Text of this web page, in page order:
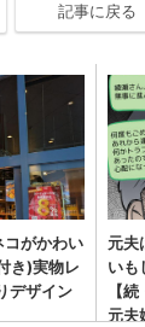
記事に戻る